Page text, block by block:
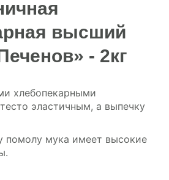
высший
- 2кг
хлебопекарными
эластичным, а выпечку
помолу мука имеет высокие
(804) 700-18-14
КОМБИКОРМА